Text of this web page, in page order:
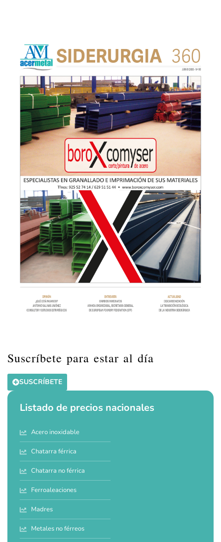
Suscríbete para estar al día
SUSCRÍBETE
Listado de precios nacionales
Acero inoxidable
Chatarra férrica
Chatarra no férrica
Ferroaleaciones
Madres
Metales no férreos